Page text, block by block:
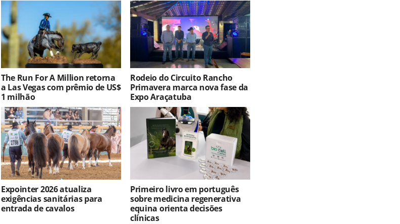
The Run For A Million retorna
a Las Vegas com prêmio de US$
1 milhão
Rodeio do Circuito Rancho
Primavera marca nova fase da
Expo Araçatuba
Expointer 2026 atualiza
exigências sanitárias para
entrada de cavalos
Primeiro livro em português
sobre medicina regenerativa
equina orienta decisões
clínicas